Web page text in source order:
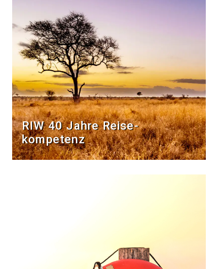
RIW 40 Jahre Reise­
kompetenz